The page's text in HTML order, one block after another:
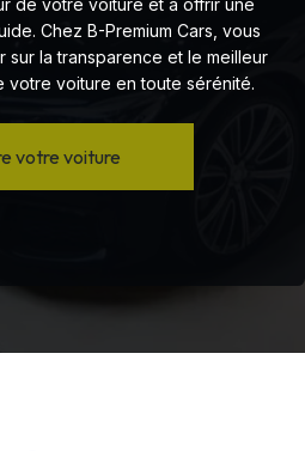
de votre voiture et à offrir une
Chez B-Premium Cars, vous
la transparence et le meilleur
votre voiture en toute sérénité.
votre voiture